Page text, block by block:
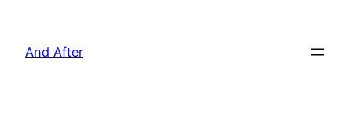
And After